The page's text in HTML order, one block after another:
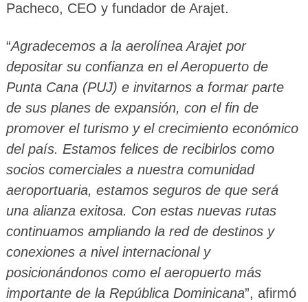
Pacheco, CEO y fundador de Arajet.
“Agradecemos a la aerolínea Arajet por
depositar su confianza en el Aeropuerto de
Punta Cana (PUJ) e invitarnos a formar parte
de sus planes de expansión, con el fin de
promover el turismo y el crecimiento económico
del país. Estamos felices de recibirlos como
socios comerciales a nuestra comunidad
aeroportuaria, estamos seguros de que será
una alianza exitosa. Con estas nuevas rutas
continuamos ampliando la red de destinos y
conexiones a nivel internacional y
posicionándonos como el aeropuerto más
importante de la República Dominicana”, afirmó